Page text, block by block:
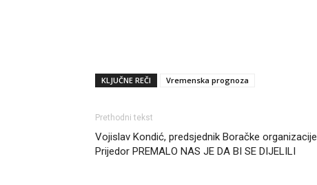
KLJUČNE REČI Vremenska prognoza
Prethodni tekst
Vojislav Kondić, predsjednik Boračke organizacije
Prijedor PREMALO NAS JE DA BI SE DIJELILI